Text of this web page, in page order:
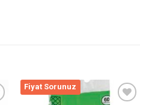
Fiyat Sorunuz